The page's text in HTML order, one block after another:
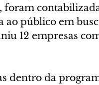
foram
ao público em
12 empresas
dentro da